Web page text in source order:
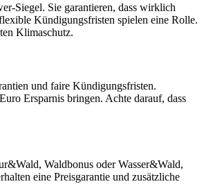
Siegel. Sie garantieren, dass wirklich
Kündigungsfristen spielen eine Rolle.
Klimaschutz.
und faire Kündigungsfristen.
Ersparnis bringen. Achte darauf, dass
Waldbonus oder Wasser&Wald,
eine Preisgarantie und zusätzliche